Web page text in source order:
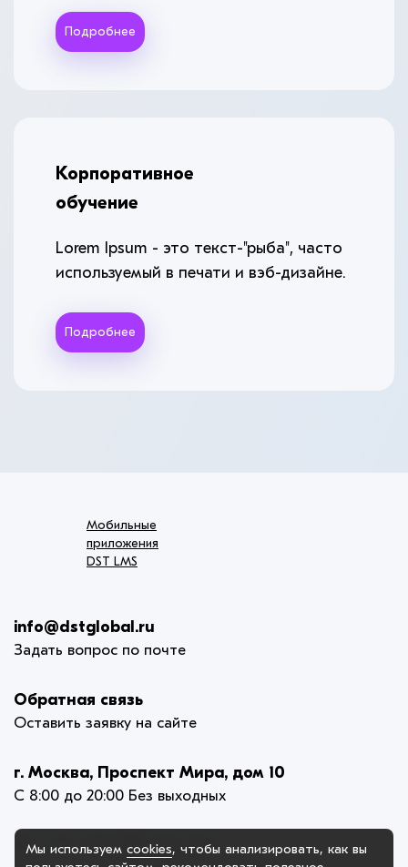
Подробнее
Корпоративное
обучение
Lorem Ipsum - это текст-"рыба", часто
используемый в печати и вэб-дизайне.
Подробнее
Мобильные
приложения
DST LMS
info@dstglobal.ru
Задать вопрос по почте
Обратная связь
Оставить заявку на сайте
г. Москва, Проспект Мира, дом 10
С 8:00 до 20:00 Без выходных
Мы используем cookies, чтобы анализировать, как вы